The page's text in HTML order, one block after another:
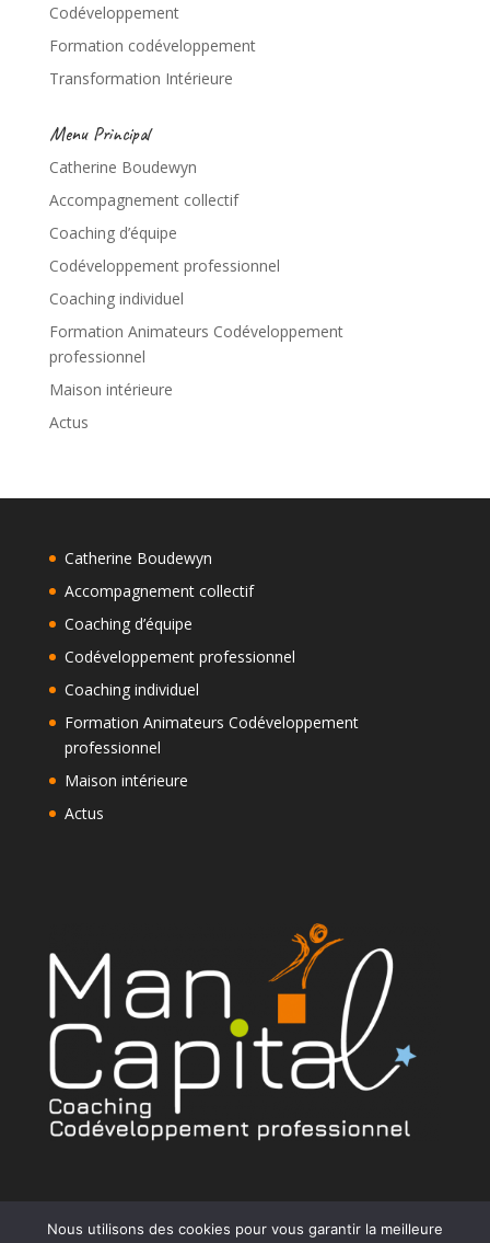
Codéveloppement
Formation codéveloppement
Transformation Intérieure
Menu Principal
Catherine Boudewyn
Accompagnement collectif
Coaching d’équipe
Codéveloppement professionnel
Coaching individuel
Formation Animateurs Codéveloppement
professionnel
Maison intérieure
Actus
Catherine Boudewyn
Accompagnement collectif
Coaching d’équipe
Codéveloppement professionnel
Coaching individuel
Formation Animateurs Codéveloppement
professionnel
Maison intérieure
Actus
Nous utilisons des cookies pour vous garantir la meilleure